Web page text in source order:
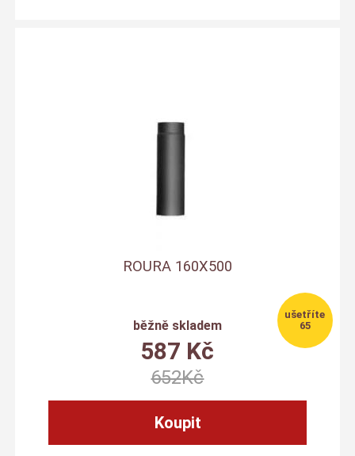
ROURA 160X500
běžně skladem
587 Kč
65
652Kč